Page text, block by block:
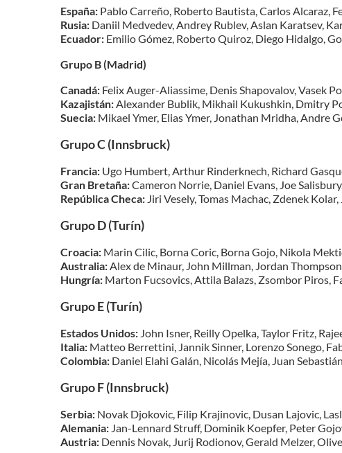
España: Pablo Carreño, Roberto Bautista, Carlos Alcaraz,
Rusia: ​ Daniil Medvedev, Andrey Rublev, Aslan Karatsev,
​Ecuador: Emilio Gómez, Roberto Quiroz, Diego Hidalgo,
Grupo B (Madrid)
Canadá: Felix Auger-Aliassime, Denis Shapovalov, Vasek
Kazajistán:Alexander Bublik, Mikhail Kukushkin, Dmitry
Suecia: Mikael Ymer, Elias Ymer, Jonathan Mridha, Andre
Grupo C (Innsbruck)
​Francia: Ugo Humbert, Arthur Rinderknech, Richard
Gran Bretaña:Cameron Norrie, Daniel Evans, Joe
República Checa: Jiri Vesely, Tomas Machac, Zdenek
Grupo D(Turín)
​Croacia: Marin Cilic, Borna Coric, Borna Gojo, Nikola
Australia:Alex de Minaur, John Millman, Jordan
Hungría: Marton Fucsovics, Attila Balazs, Zsombor Piros,
Grupo E (Turín)
​Estados Unidos: John Isner, Reilly Opelka, Taylor Fritz,
Italia: Matteo Berrettini, Jannik Sinner, Lorenzo Sonego,
Colombia: Daniel Elahi Galán, Nicolás Mejía, Juan
Grupo F (Innsbruck)
​Serbia: Novak Djokovic, Filip Krajinovic, Dusan Lajovic,
Alemania: Jan-Lennard Struff, Dominik Koepfer, Peter
Austria: Dennis Novak, Jurij Rodionov, Gerald Melzer,